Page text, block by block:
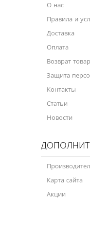
О нас
Правила и
Доставка
Оплата
Возврат
Защита
Контакты
Статьи
Новости
Карта сайта
Акции